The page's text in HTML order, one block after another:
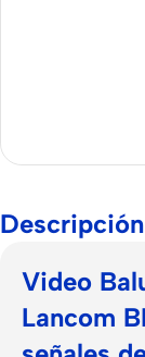
Video
Lancom